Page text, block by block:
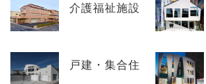
介護福祉施設
戸建・集合住